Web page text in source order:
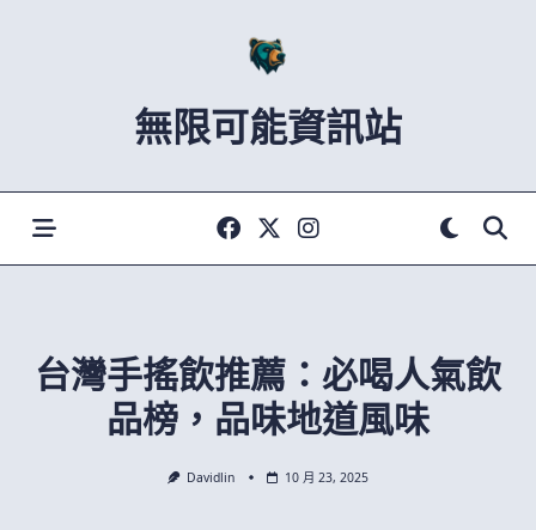
無限可能資訊站
台灣手搖飲推薦：必喝人氣飲
品榜，品味地道風味
Davidlin 10 月 23, 2025